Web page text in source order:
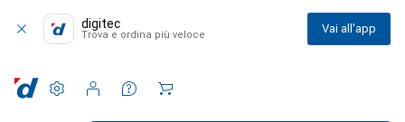
digitec
Trova e ordina più veloce Vai all'app
Impostazioni
Conto cliente
Liste di confronto
Liste dei desideri
Carrello